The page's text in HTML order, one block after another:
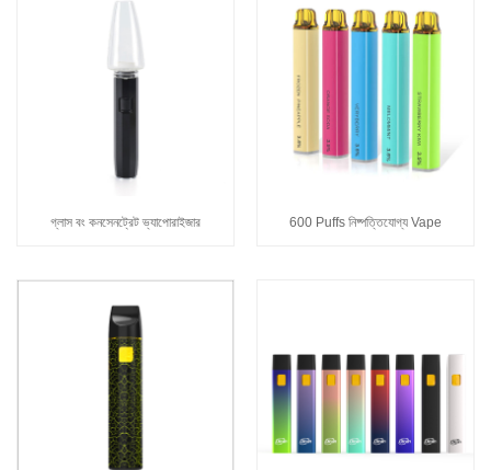
গ্লাস বং কনসেনট্রেট ভ্যাপোরাইজার 600 Puffs নিষ্পত্তিযোগ্য Vape